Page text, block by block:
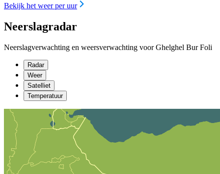
Bekijk het weer per uur
Neerslagradar
Neerslagverwachting en weersverwachting voor Ghelghel Bur Foli
Radar
Weer
Satelliet
Temperatuur